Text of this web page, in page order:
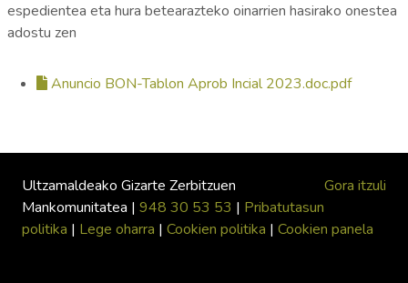
espedientea eta hura betearazteko oinarrien hasirako onestea
adostu zen
Anuncio BON-Tablon Aprob Incial 2023.doc.pdf
Gora itzuli
Ultzamaldeako Gizarte Zerbitzuen
Mankomunitatea | 948 30 53 53 | Pribatutasun
politika | Lege oharra | Cookien politika | Cookien panela